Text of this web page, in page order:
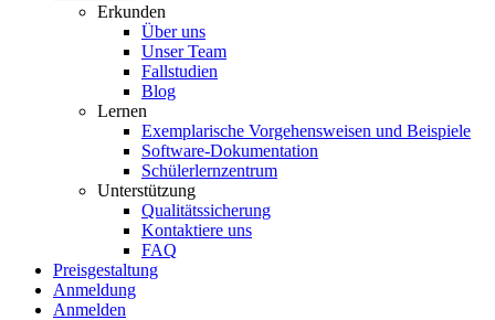
Erkunden
Über uns
Unser Team
Fallstudien
Blog
Lernen
Exemplarische Vorgehensweisen und Beispiele
Software-Dokumentation
Schülerlernzentrum
Unterstützung
Qualitätssicherung
Kontaktiere uns
FAQ
Preisgestaltung
Anmeldung
Anmelden